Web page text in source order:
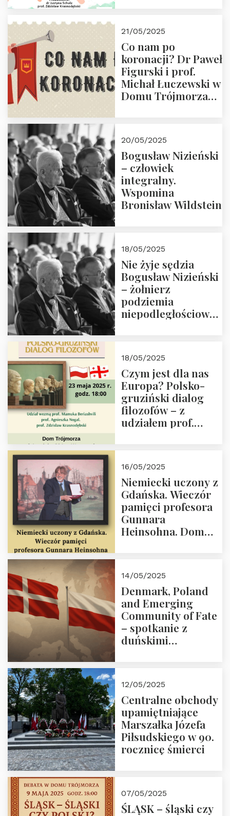
Zapraszamy do
zapisów.
21/05/2025
Co nam po
koronacji? Dr Paweł
Figurski i prof.
Michał Łuczewski w
Domu Trójmorza
20/05/2025
Bogusław Nizieński
– człowiek
integralny.
Wspomina
Bronisław Wildstein
18/05/2025
Nie żyje sędzia
Bogusław Nizieński
– żołnierz
podziemia
niepodległościowego
społeczny, członek
Kapituły Nagrody
im. Prezydenta
Lecha
Kaczyńskiego.
Wielki autorytet.
18/05/2025
Czym jest dla nas
Europa? Polsko-
gruziński dialog
filozofów – z
udziałem prof.
Dom Trójmorza 23
maja 2025 r. godz.
18:00.
16/05/2025
Niemiecki uczony z
Gdańska. Wieczór
pamięci profesora
Gunnara
Heinsohna. Dom
14/05/2025
Denmark, Poland
and Emerging
Community of Fate
– spotkanie z
duńskimi
12/05/2025
Centralne obchody
upamiętniające
Marszałka Józefa
Piłsudskiego w 90.
rocznicę śmierci
07/05/2025
ŚLĄSK – śląski czy